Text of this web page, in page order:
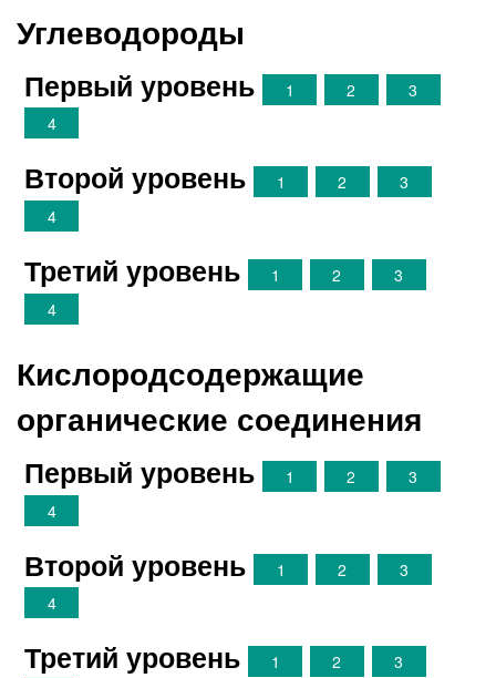
Углеводороды
Первый уровень 1 2
3
4
Второй уровень 1 2
3
4
Третий уровень 1 2
3
4
Кислородсодержащие
органические соединения
Первый уровень 1 2
3
4
Второй уровень 1 2
3
4
Третий уровень 1 2
3